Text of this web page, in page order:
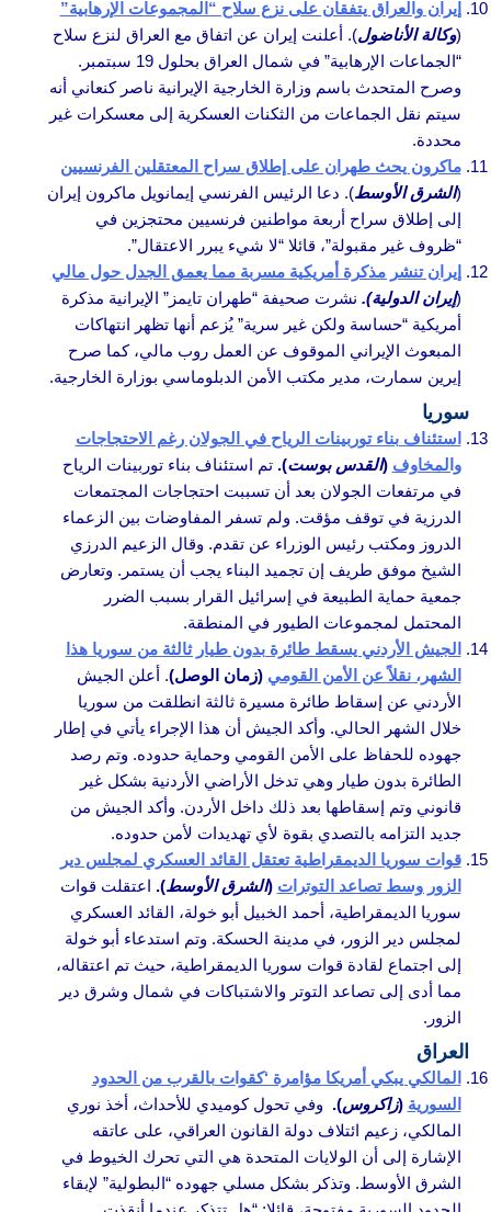
إيران والعراق يتفقان على نزع سلاح “المجموعات الإرهابية”
(وكالة الأناضول). أعلنت إيران عن اتفاق مع العراق لنزع سلاح
“الجماعات الإرهابية” في شمال العراق بحلول 19 سبتمبر.
وصرح المتحدث باسم وزارة الخارجية الإيرانية ناصر كنعاني أنه
سيتم نقل الجماعات من الثكنات العسكرية إلى معسكرات غير
محددة.
ماكرون يحث طهران على إطلاق سراح المعتقلين الفرنسيين
(الشرق الأوسط). دعا الرئيس الفرنسي إيمانويل ماكرون إيران
إلى إطلاق سراح أربعة مواطنين فرنسيين محتجزين في
“ظروف غير مقبولة”، قائلا “لا شيء يبرر الاعتقال”.
إيران تنشر مذكرة أمريكية مسربة مما يعمق الجدل حول مالي
(إيران الدولية). نشرت صحيفة “طهران تايمز” الإيرانية مذكرة
أمريكية “حساسة ولكن غير سرية” يُزعم أنها تظهر انتهاكات
المبعوث الإيراني الموقوف عن العمل روب مالي، كما صرح
إيرين سمارت، مدير مكتب الأمن الدبلوماسي بوزارة الخارجية.
سوريا
استئناف بناء توربينات الرياح في الجولان رغم الاحتجاجات
والمخاوف (القدس بوست). تم استئناف بناء توربينات الرياح
في مرتفعات الجولان بعد أن تسببت احتجاجات المجتمعات
الدرزية في توقف مؤقت. ولم تسفر المفاوضات بين الزعماء
الدروز ومكتب رئيس الوزراء عن تقدم. وقال الزعيم الدرزي
الشيخ موفق طريف إن تجميد البناء يجب أن يستمر. وتعارض
جمعية حماية الطبيعة في إسرائيل القرار بسبب الضرر
المحتمل لمجموعات الطيور في المنطقة.
الجيش الأردني يسقط طائرة بدون طيار ثالثة من سوريا هذا
الشهر، نقلاً عن الأمن القومي (زمان الوصل). أعلن الجيش
الأردني عن إسقاط طائرة مسيرة ثالثة انطلقت من سوريا
خلال الشهر الحالي. وأكد الجيش أن هذا الإجراء يأتي في إطار
جهوده للحفاظ على الأمن القومي وحماية حدوده. وتم رصد
الطائرة بدون طيار وهي تدخل الأراضي الأردنية بشكل غير
قانوني وتم إسقاطها بعد ذلك داخل الأردن. وأكد الجيش من
جديد التزامه بالتصدي بقوة لأي تهديدات لأمن حدوده.
قوات سوريا الديمقراطية تعتقل القائد العسكري لمجلس دير
الزور وسط تصاعد التوترات (الشرق الأوسط). اعتقلت قوات
سوريا الديمقراطية، أحمد الخبيل أبو خولة، القائد العسكري
لمجلس دير الزور، في مدينة الحسكة. وتم استدعاء أبو خولة
إلى اجتماع لقادة قوات سوريا الديمقراطية، حيث تم اعتقاله،
مما أدى إلى تصاعد التوتر والاشتباكات في شمال وشرق دير
الزور.
العراق
المالكي يبكي أمريكا مؤامرة ‘كقوات بالقرب من الحدود
السورية (زاكروس). وفي تحول كوميدي للأحداث، أخذ نوري
المالكي، زعيم ائتلاف دولة القانون العراقي، على عاتقه
الإشارة إلى أن الولايات المتحدة هي التي تحرك الخيوط في
الشرق الأوسط. وتذكر بشكل مسلي جهوده “البطولية” لإبقاء